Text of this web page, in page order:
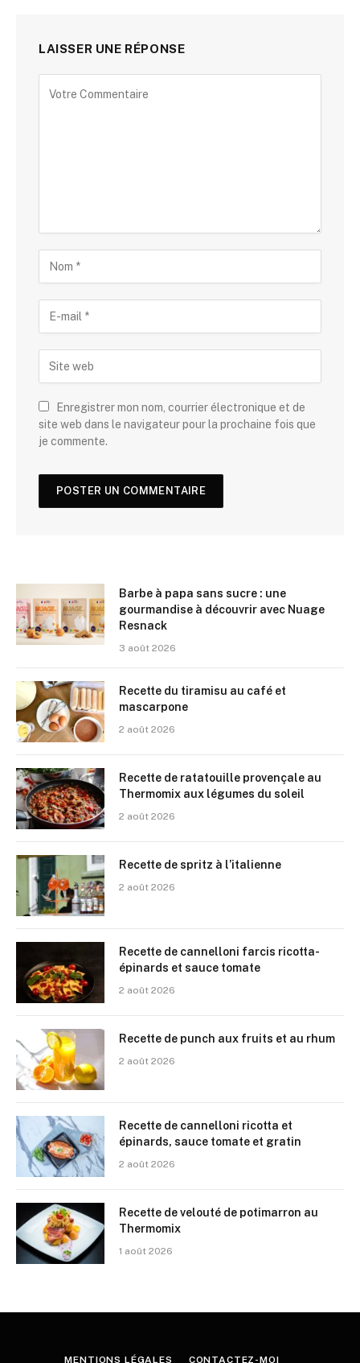
LAISSER UNE RÉPONSE
Enregistrer mon nom, courrier électronique et de
site web dans le navigateur pour la prochaine fois que
je commente.
Barbe à papa sans sucre : une
gourmandise à découvrir avec Nuage
Resnack
3 août 2026
Recette du tiramisu au café et
mascarpone
2 août 2026
Recette de ratatouille provençale au
Thermomix aux légumes du soleil
2 août 2026
Recette de spritz à l’italienne
2 août 2026
Recette de cannelloni farcis ricotta-
épinards et sauce tomate
2 août 2026
Recette de punch aux fruits et au rhum
2 août 2026
Recette de cannelloni ricotta et
épinards, sauce tomate et gratin
2 août 2026
Recette de velouté de potimarron au
Thermomix
1 août 2026
MENTIONS LÉGALES CONTACTEZ-MOI